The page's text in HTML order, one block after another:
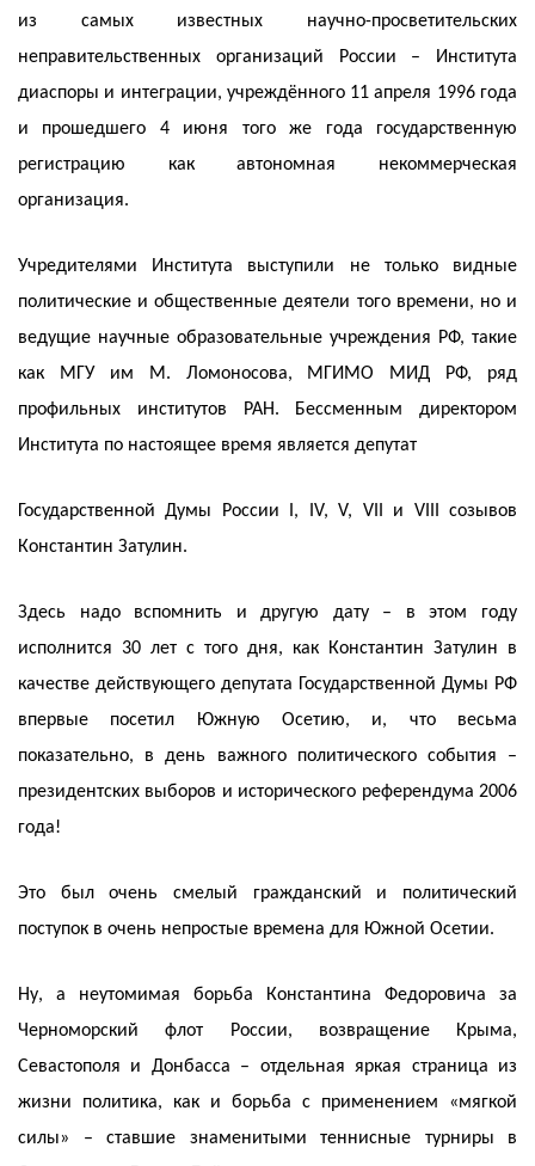
из самых известных научно-просветительских
неправительственных организаций России – Института
диаспоры и интеграции, учреждённого 11 апреля 1996 года
и прошедшего 4 июня того же года государственную
регистрацию как автономная некоммерческая
организация.
Учредителями Института выступили не только видные
политические и общественные деятели того времени, но и
ведущие научные образовательные учреждения РФ, такие
как МГУ им М. Ломоносова, МГИМО МИД РФ, ряд
профильных институтов РАН. Бессменным директором
Института по настоящее время является депутат
Государственной Думы России I, IV, V, VII и VIII созывов
Константин Затулин.
Здесь надо вспомнить и другую дату – в этом году
исполнится 30 лет с того дня, как Константин Затулин в
качестве действующего депутата Государственной Думы РФ
впервые посетил Южную Осетию, и, что весьма
показательно, в день важного политического события –
президентских выборов и исторического референдума 2006
года!
Это был очень смелый гражданский и политический
поступок в очень непростые времена для Южной Осетии.
Ну, а неутомимая борьба Константина Федоровича за
Черноморский флот России, возвращение Крыма,
Севастополя и Донбасса – отдельная яркая страница из
жизни политика, как и борьба с применением «мягкой
силы» – ставшие знаменитыми теннисные турниры в